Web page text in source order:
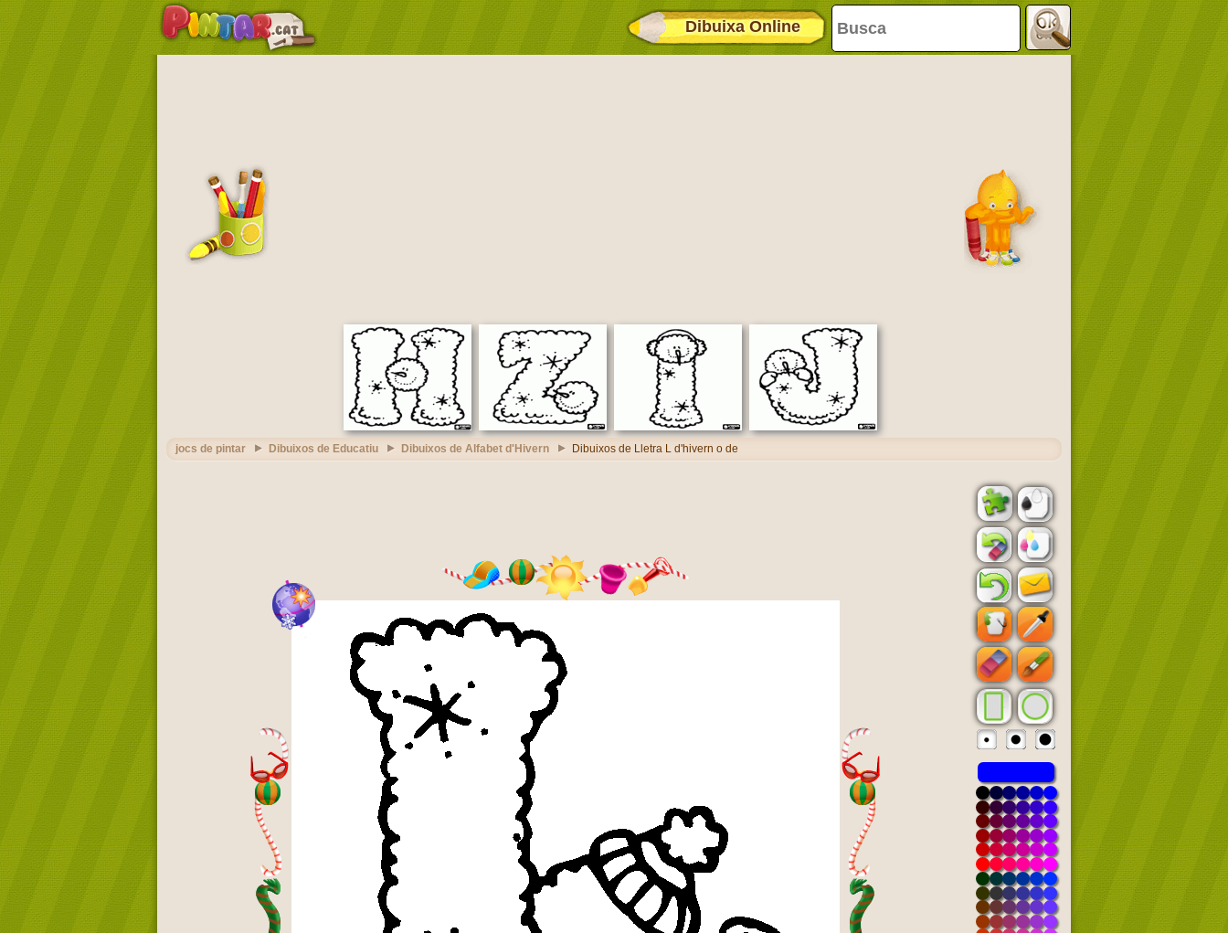
Dibuixa Online
jocs de pintar Dibuixos de Educatiu Dibuixos de Alfabet d'Hivern Dibuixos de Lletra L d'hivern o de